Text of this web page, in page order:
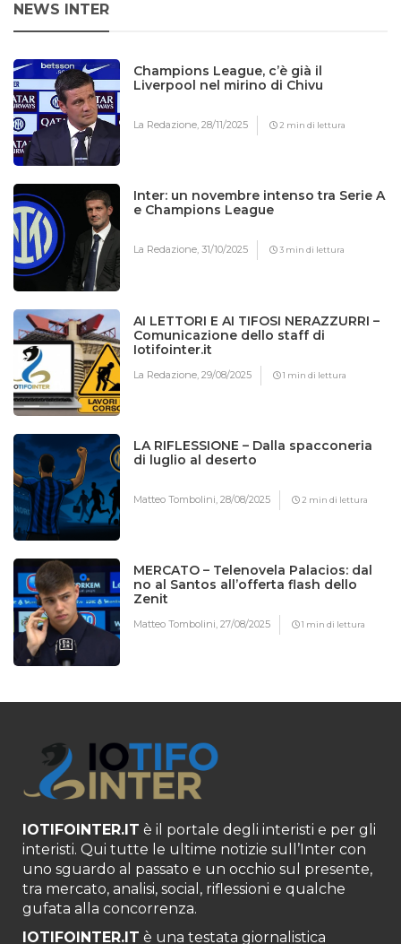
NEWS INTER
Champions League, c’è già il
Liverpool nel mirino di Chivu
La Redazione,28/11/2025 2 min di lettura
Inter: un novembre intenso tra Serie A
e Champions League
La Redazione,31/10/2025 3 min di lettura
AI LETTORI E AI TIFOSI NERAZZURRI –
Comunicazione dello staff di
Iotifointer.it
La Redazione,29/08/2025 1 min di lettura
LA RIFLESSIONE – Dalla spacconeria
di luglio al deserto
Matteo Tombolini,28/08/2025 2 min di lettura
MERCATO – Telenovela Palacios: dal
no al Santos all’offerta flash dello
Zenit
Matteo Tombolini,27/08/2025 1 min di lettura
IOTIFOINTER.IT è il portale degli interisti e per gli
interisti. Qui tutte le ultime notizie sull’Inter con
uno sguardo al passato e un occhio sul presente,
tra mercato, analisi, social, riflessioni e qualche
gufata alla concorrenza.
IOTIFOINTER.IT è una testata giornalistica